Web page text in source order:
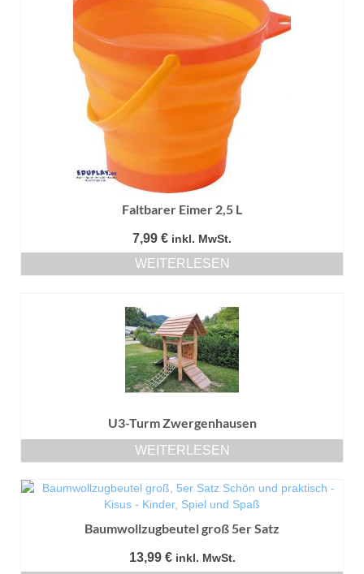
Faltbarer Eimer 2,5 L
7,99 € inkl. MwSt.
WEITERLESEN
U3-Turm Zwergenhausen
WEITERLESEN
Baumwollzugbeutel groß 5er Satz
13,99 € inkl. MwSt.